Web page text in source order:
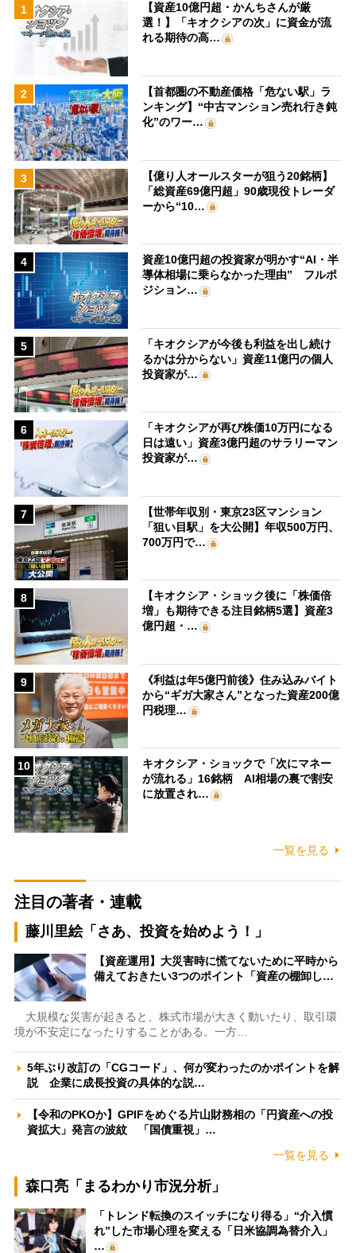
1
【資産10億円超・かんちさんが厳
選！】「キオクシアの次」に資金が流
れる期待の高…
2
【首都圏の不動産価格「危ない駅」ラ
ンキング】“中古マンション売れ行き鈍
化”のワー…
3
【億り人オールスターが狙う20銘柄】
「総資産69億円超」90歳現役トレーダ
ーから“10…
4
資産10億円超の投資家が明かす“AI・半
導体相場に乗らなかった理由” フルポ
ジション…
5
「キオクシアが今後も利益を出し続け
るかは分からない」資産11億円の個人
投資家が…
6
「キオクシアが再び株価10万円になる
日は遠い」資産3億円超のサラリーマン
投資家が…
7
【世帯年収別・東京23区マンション
「狙い目駅」を大公開】年収500万円、
700万円で…
8
【キオクシア・ショック後に「株価倍
増」も期待できる注目銘柄5選】資産3
億円超・…
9
《利益は年5億円前後》住み込みバイト
から“ギガ大家さん”となった資産200億
円税理…
10
キオクシア・ショックで「次にマネー
が流れる」16銘柄 AI相場の裏で割安
に放置され…
一覧を見る
注目の著者・連載
藤川里絵「さあ、投資を始めよう！」
【資産運用】大災害時に慌てないために平時から
備えておきたい3つのポイント「資産の棚卸し…
大規模な災害が起きると、株式市場が大きく動いたり、取引環
境が不安定になったりすることがある。一方…
5年ぶり改訂の「CGコード」、何が変わったのかポイントを解
説 企業に成長投資の具体的な説…
【令和のPKOか】GPIFをめぐる片山財務相の「円資産への投
資拡大」発言の波紋 「国債重視」…
一覧を見る
森口亮「まるわかり市況分析」
「トレンド転換のスイッチになり得る」“介入慣
れ”した市場心理を変える「日米協調為替介入」
…